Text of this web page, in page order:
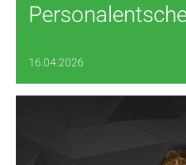
16.04.2026